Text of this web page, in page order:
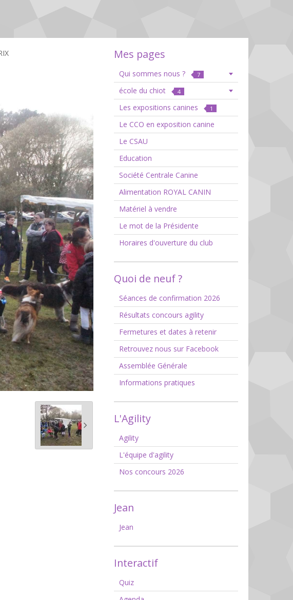
Mes pages
Qui sommes nous ? 7
école du chiot 4
Les expositions canines 1
Le CCO en exposition canine
Le CSAU
Education
Société Centrale Canine
Alimentation ROYAL CANIN
Matériel à vendre
Le mot de la Présidente
Horaires d'ouverture du club
Quoi de neuf ?
Séances de confirmation 2026
Résultats concours agility
Fermetures et dates à retenir
Retrouvez nous sur Facebook
Assemblée Générale
Informations pratiques
L'Agility
Agility
L'équipe d'agility
Nos concours 2026
Jean
Jean
Interactif
Quiz